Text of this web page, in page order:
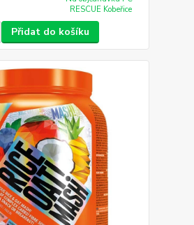
RESCUE Kobeřice
Přidat do košíku